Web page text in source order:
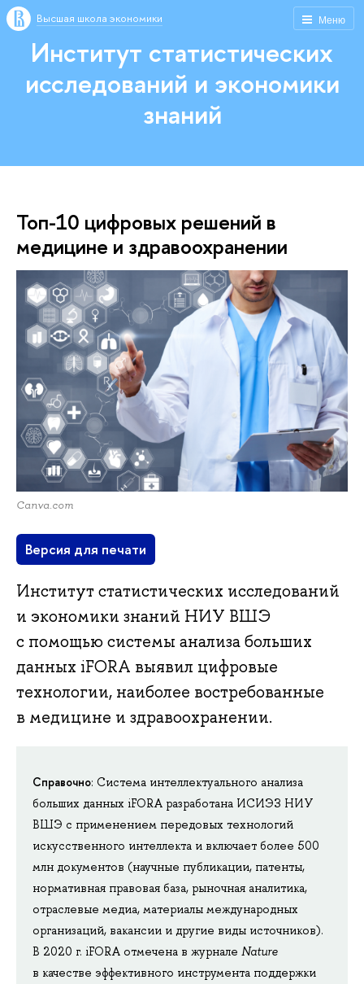
Меню
Высшая школа экономики
Институт статистических
исследований и экономики
знаний
Топ-10 цифровых решений в
медицине и здравоохранении
Canva.com
Версия для печати
Институт статистических исследований
и экономики знаний НИУ ВШЭ
с помощью системы анализа больших
данных iFORA выявил цифровые
технологии, наиболее востребованные
в медицине и здравоохранении.
Справочно: Система интеллектуального анализа
больших данных iFORA разработана ИСИЭЗ НИУ
ВШЭ с применением передовых технологий
искусственного интеллекта и включает более 500
млн документов (научные публикации, патенты,
нормативная правовая база, рыночная аналитика,
отраслевые медиа, материалы международных
организаций, вакансии и другие виды источников).
В 2020 г. iFORA отмечена в журнале Nature
в качестве эффективного инструмента поддержки